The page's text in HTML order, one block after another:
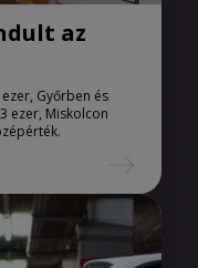
az
Győrben és
ezer, Miskolcon